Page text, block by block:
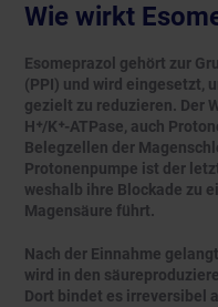
Wie wirkt
Esomeprazol gehört zur
(PPI) und wird eingesetzt,
gezielt zu reduzieren. Der
H⁺/K⁺-ATPase, auch
Belegzellen der
Protonenpumpe ist der
weshalb ihre Blockade zu
Magensäure führt.
Nach der Einnahme
wird in den
Dort bindet es irreversibel